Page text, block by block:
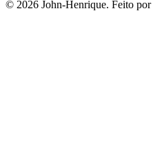
© 2026 John-Henrique. Feito por